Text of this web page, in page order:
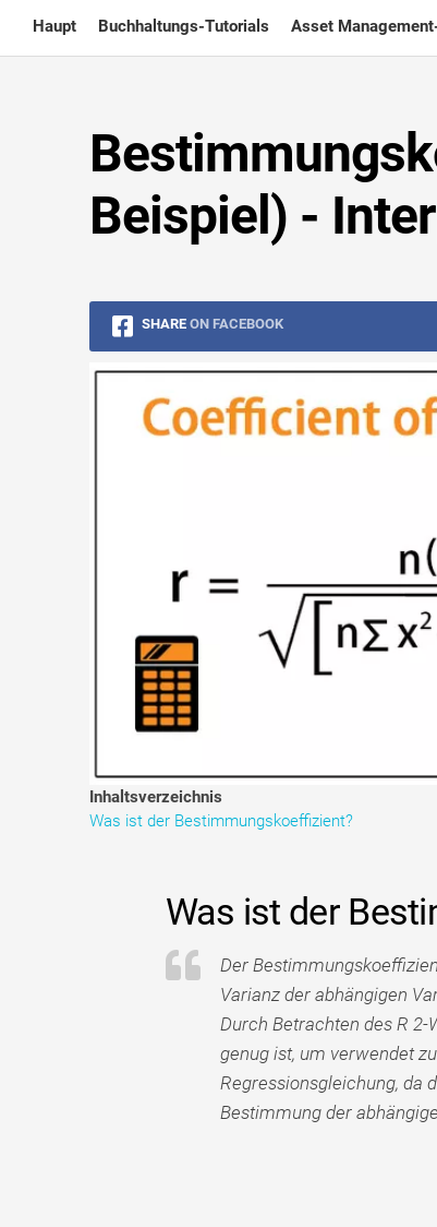
content
Haupt Buchhaltungs-Tutorials Asset
Beispiel) -
SHARE ON FACEBOOK
Inhaltsverzeichnis
Was ist der Bestimmungskoeffizient?
Was ist der
Der
Varianz der abhängigen
Durch Betrachten des R
genug ist, um verwendet
Regressionsgleichung, da
Bestimmung der